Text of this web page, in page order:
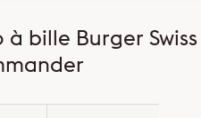
bille Burger Swiss